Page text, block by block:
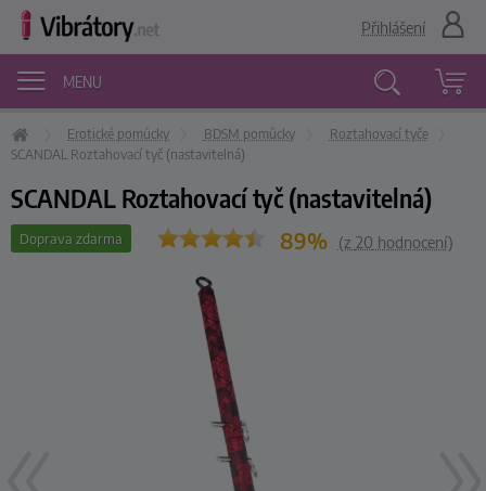
MENU
Vyhledávání
Přihlášení
Erotické pomůcky BDSM pomůcky
Roztahovací tyče
SCANDAL Roztahovací tyč (nastavitelná)
SCANDAL Roztahovací tyč (nastavitelná)
Doprava zdarma 89% (z 20 hodnocení)